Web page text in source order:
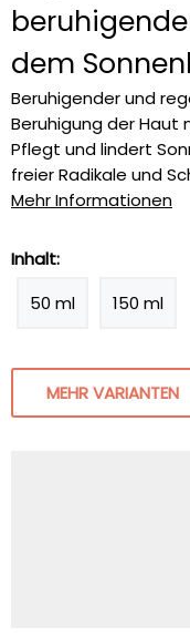
dem
Beruhigender und
Beruhigung der Haut
Pflegt und lindert
freier Radikale und
Mehr Informationen
Inhalt:
50 ml
150 ml
MEHR VARIANTEN